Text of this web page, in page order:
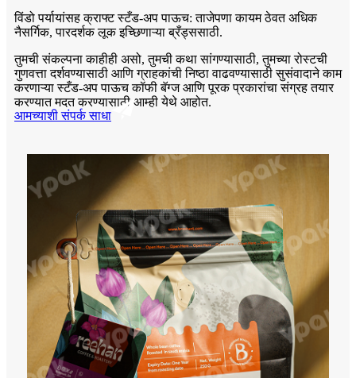
विंडो पर्यायांसह क्राफ्ट स्टँड-अप पाऊच: ताजेपणा कायम ठेवत अधिक
नैसर्गिक, पारदर्शक लूक इच्छिणाऱ्या ब्रँड्ससाठी.
तुमची संकल्पना काहीही असो, तुमची कथा सांगण्यासाठी, तुमच्या रोस्टची
गुणवत्ता दर्शवण्यासाठी आणि ग्राहकांची निष्ठा वाढवण्यासाठी सुसंवादाने काम
करणाऱ्या स्टँड-अप पाऊच कॉफी बॅग्ज आणि पूरक प्रकारांचा संग्रह तयार
करण्यात मदत करण्यासाठी आम्ही येथे आहोत.
आमच्याशी संपर्क साधा